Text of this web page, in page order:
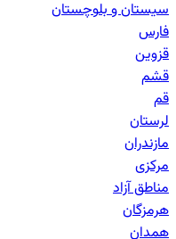
سیستان و بلوچستان
فارس
قزوین
قشم
قم
لرستان
مازندران
مرکزی
مناطق آزاد
هرمزگان
همدان